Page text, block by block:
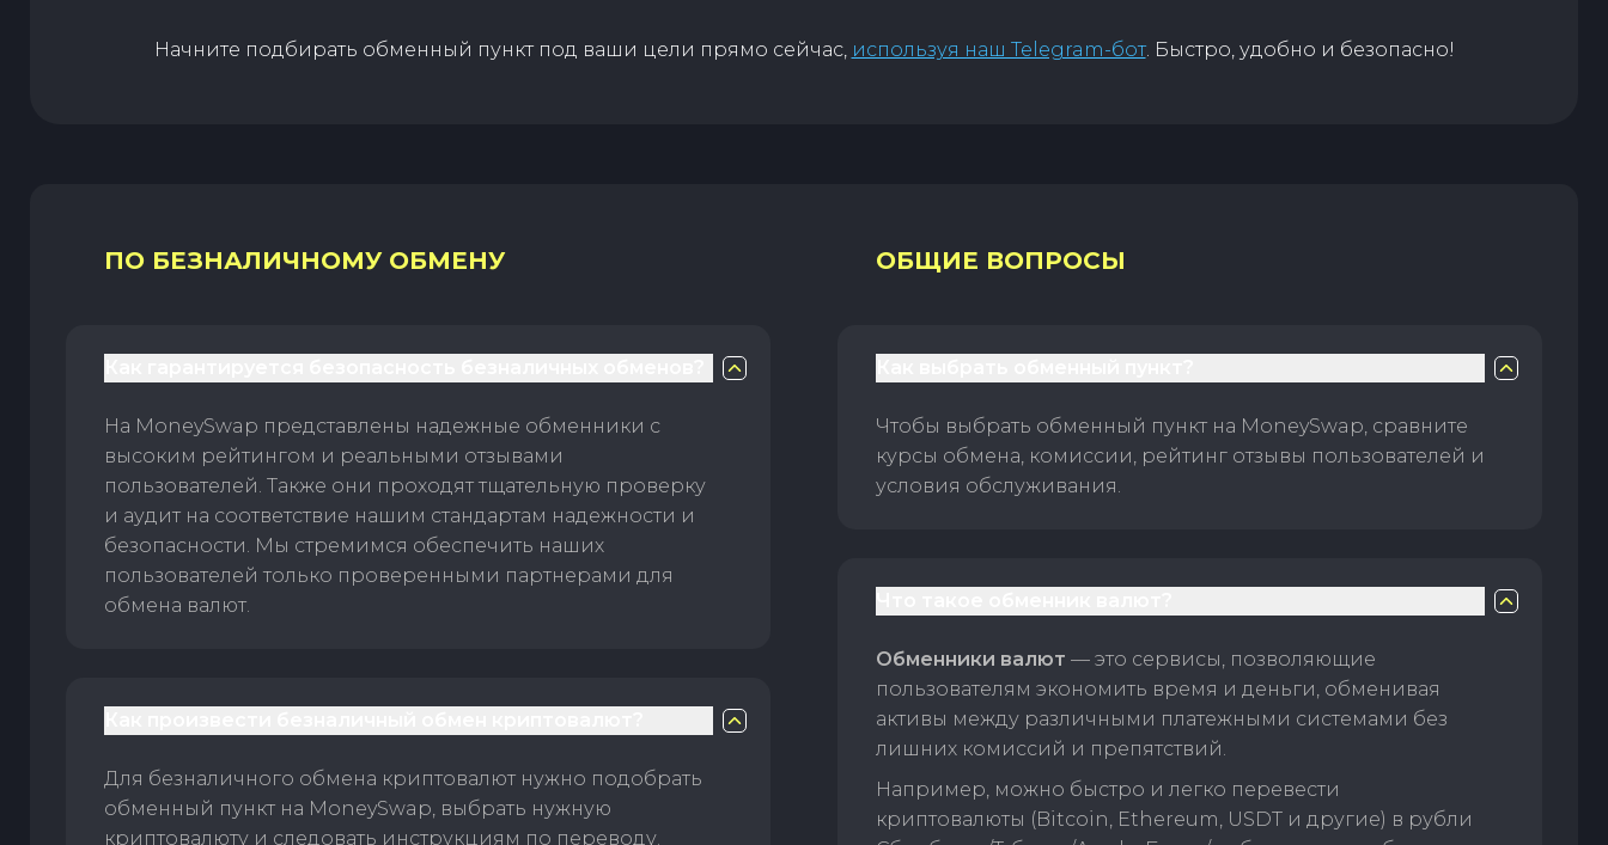
Начните подбирать обменный пункт под ваши цели прямо сейчас, используя наш Telegram-бот. Быстро, удобно и безопасно!
ПО БЕЗНАЛИЧНОМУ ОБМЕНУ
На MoneySwap представлены надежные обменники с
высоким рейтингом и реальными отзывами
пользователей. Также они проходят тщательную проверку
и аудит на соответствие нашим стандартам надежности и
безопасности. Мы стремимся обеспечить наших
пользователей только проверенными партнерами для
обмена валют.
Для безналичного обмена криптовалют нужно подобрать
обменный пункт на MoneySwap, выбрать нужную
криптовалюту и следовать инструкциям по переводу.
ОБЩИЕ ВОПРОСЫ
Чтобы выбрать обменный пункт на MoneySwap, сравните
курсы обмена, комиссии, рейтинг отзывы пользователей и
условия обслуживания.
Обменники валют — это сервисы, позволяющие
пользователям экономить время и деньги, обменивая
активы между различными платежными системами без
лишних комиссий и препятствий.
Например, можно быстро и легко перевести
криптовалюты (Bitcoin, Ethereum, USDT и другие) в рубли